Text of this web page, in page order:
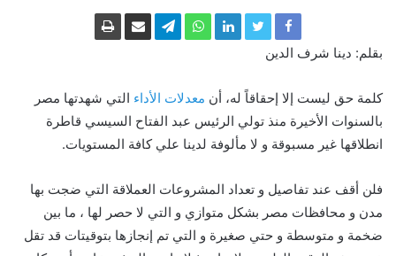
بقلم: دينا شرف الدين
كلمة حق ليست إلا إحقاقاً له، أن معدلات الأداء التي شهدتها مصر
بالسنوات الأخيرة منذ تولي الرئيس عبد الفتاح السيسي قاطرة
انطلاقها غير مسبوقة و لا مألوفة لدينا علي كافة المستويات.
فلن أقف عند تفاصيل و تعداد المشروعات العملاقة التي ضجت بها
مدن و محافظات مصر بشكل متوازي و التي لا حصر لها ، ما بين
ضخمة و متوسطة و حتي صغيرة و التي تم إنجازها بتوقيتات قد تقل